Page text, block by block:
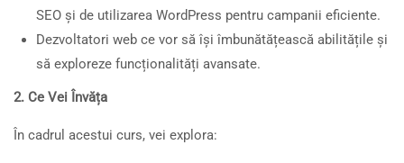
SEO și de utilizarea WordPress pentru campanii eficiente.
Dezvoltatori web ce vor să își îmbunătățească abilitățile și
să exploreze funcționalități avansate.
2. Ce Vei Învăța
În cadrul acestui curs, vei explora: